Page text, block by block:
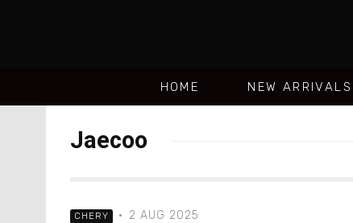
HOME NEW ARRIVALS
Jaecoo
CHERY · 2 AUG 2025